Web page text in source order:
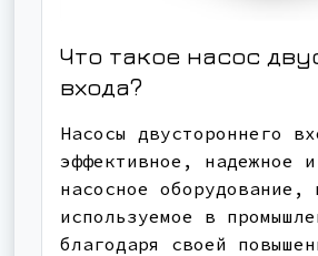
Что такое насос
входа?
Насосы двустороннего
эффективное, надежное
насосное оборудование,
используемое в
благодаря своей